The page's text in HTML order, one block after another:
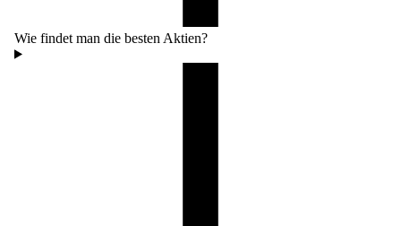
Wie findet man die besten Aktien?